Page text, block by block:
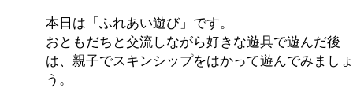
本日は「ふれあい遊び」です。
おともだちと交流しながら好きな遊具で遊んだ後
は、親子でスキンシップをはかって遊んでみましょ
う。